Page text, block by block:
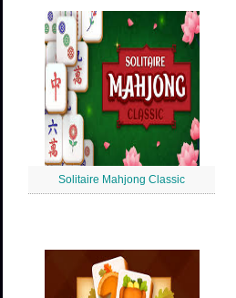
Solitaire Mahjong Classic